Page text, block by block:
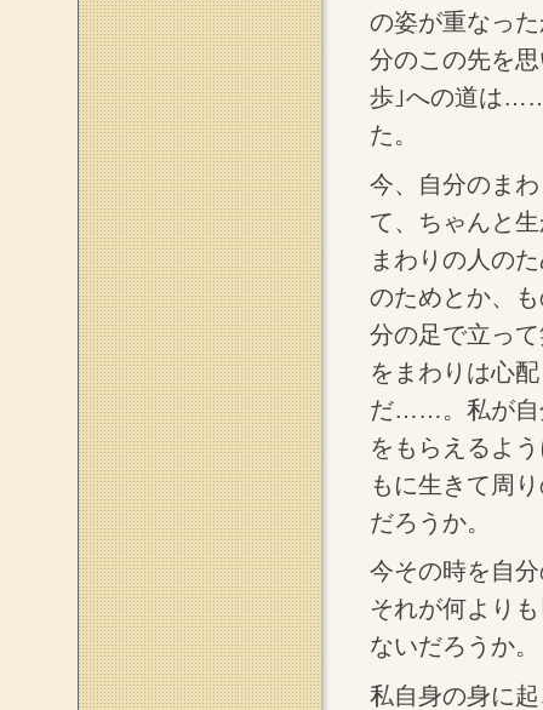
の姿が重なっ
分のこの先を
歩｣への道は
た。
今、自分のま
て、ちゃんと
まわりの人の
のためとか、
分の足で立っ
をまわりは心
だ……。私が自
をもらえるよ
もに生きて周
だろうか。
今その時を自
それが何より
ないだろうか。
私自身の身に